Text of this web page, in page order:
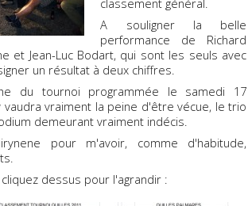
A souligner la belle
performance de Richard
et Jean-Luc Bodart, qui sont les seuls avec
un résultat à deux chiffres.
du tournoi programmée le samedi 17
vraiment la peine d'être vécue, le trio
demeurant vraiment indécis.
pour m'avoir, comme d'habitude,
dessus pour l'agrandir :